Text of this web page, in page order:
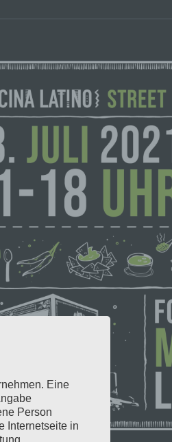
Eine
Person
Internetseite in